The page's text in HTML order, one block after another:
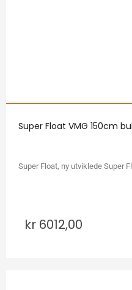
Super Float VMG 150cm
Super Float, ny utviklede Super
kr 6012,00